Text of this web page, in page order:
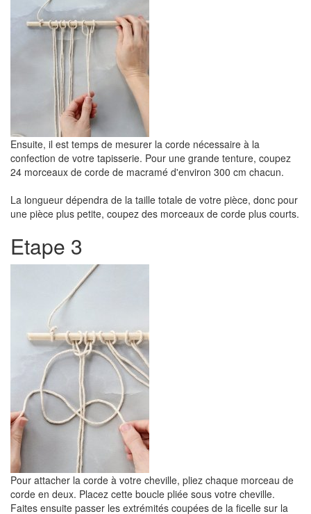
Ensuite, il est temps de mesurer la corde nécessaire à la
confection de votre tapisserie. Pour une grande tenture, coupez
24 morceaux de corde de macramé d'environ 300 cm chacun.
La longueur dépendra de la taille totale de votre pièce, donc pour
une pièce plus petite, coupez des morceaux de corde plus courts.
Etape 3
Pour attacher la corde à votre cheville, pliez chaque morceau de
corde en deux. Placez cette boucle pliée sous votre cheville.
Faites ensuite passer les extrémités coupées de la ficelle sur la